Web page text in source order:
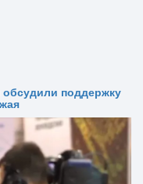
поддержку